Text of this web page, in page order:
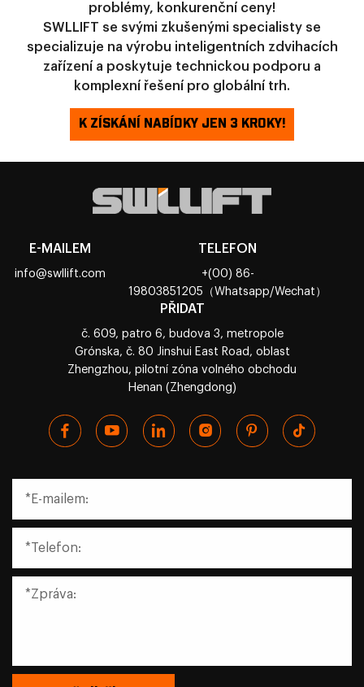
problémy, konkurenční ceny!
SWLLIFT se svými zkušenými specialisty se
specializuje na výrobu inteligentních zdvihacích
zařízení a poskytuje technickou podporu a
komplexní řešení pro globální trh.
K ZÍSKÁNÍ NABÍDKY JEN 3 KROKY!
E-MAILEM
info@swllift.com
TELEFON
+(00) 86-
19803851205（Whatsapp/Wechat）
PŘIDAT
č. 609, patro 6, budova 3, metropole
Grónska, č. 80 Jinshui East Road, oblast
Zhengzhou, pilotní zóna volného obchodu
Henan (Zhengdong)